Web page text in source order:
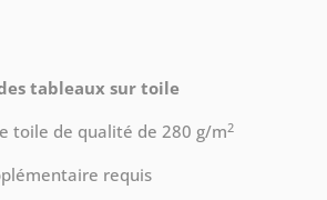
tableaux sur toile
toile de qualité de 280 g/m2
requis